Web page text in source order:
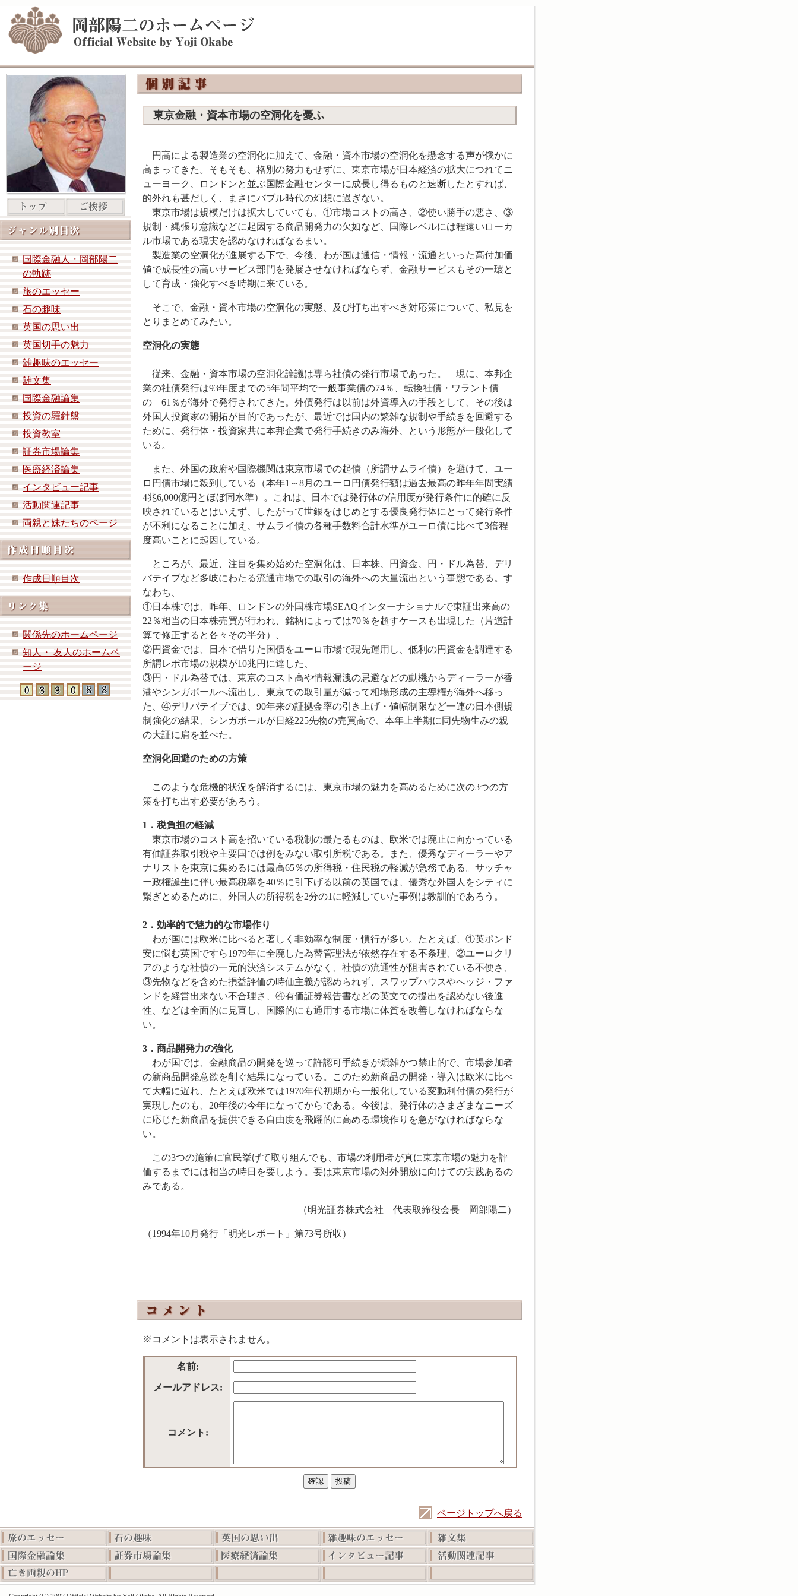
国際金融人・岡部陽二
の軌跡
旅のエッセー
石の趣味
英国の思い出
英国切手の魅力
雑趣味のエッセー
雑文集
国際金融論集
投資の羅針盤
投資教室
証券市場論集
医療経済論集
インタビュー記事
活動関連記事
両親と妹たちのページ
作成日順目次
関係先のホームページ
知人・ 友人のホームペ
ージ
東京金融・資本市場の空洞化を憂ふ
円高による製造業の空洞化に加えて、金融・資本市場の空洞化を懸念する声が俄かに
高まってきた。そもそも、格別の努力もせずに、東京市場が日本経済の拡大につれてニ
ューヨーク、ロンドンと並ぶ国際金融センターに成長し得るものと速断したとすれば、
的外れも甚だしく、まさにバブル時代の幻想に過ぎない。
東京市場は規模だけは拡大していても、①市場コストの高さ、②使い勝手の悪さ、③
規制・縄張り意識などに起因する商品開発力の欠如など、国際レベルには程遠いローカ
ル市場である現実を認めなければなるまい。
製造業の空洞化が進展する下で、今後、わが国は通信・情報・流通といった高付加価
値で成長性の高いサービス部門を発展させなければならず、金融サービスもその一環と
して育成・強化すべき時期に来ている。
そこで、金融・資本市場の空洞化の実態、及び打ち出すべき対応策について、私見を
とりまとめてみたい。
空洞化の実態
従来、金融・資本市場の空洞化論議は専ら社債の発行市場であった。 現に、本邦企
業の社債発行は93年度までの5年間平均で一般事業債の74％、転換社債・ワラント債
の 61％が海外で発行されてきた。外債発行は以前は外資導入の手段として、その後は
外国人投資家の開拓が目的であったが、最近では国内の繁雑な規制や手続きを回避する
ために、発行体・投資家共に本邦企業で発行手続きのみ海外、という形態が一般化して
いる。
また、外国の政府や国際機関は東京市場での起債（所謂サムライ債）を避けて、ユー
ロ円債市場に殺到している（本年1～8月のユーロ円債発行額は過去最高の昨年年間実績
4兆6,000億円とほぼ同水準）。これは、日本では発行体の信用度が発行条件に的確に反
映されているとはいえず、したがって世銀をはじめとする優良発行体にとって発行条件
が不利になることに加え、サムライ債の各種手数料合計水準がユーロ債に比べて3倍程
度高いことに起因している。
ところが、最近、注目を集め始めた空洞化は、日本株、円資金、円・ドル為替、デリ
バテイブなど多岐にわたる流通市場での取引の海外への大量流出という事態である。す
なわち、
①日本株では、昨年、ロンドンの外国株市場SEAQインターナショナルで東証出来高の
22％相当の日本株売買が行われ、銘柄によっては70％を超すケースも出現した（片道計
算で修正すると各々その半分）、
②円資金では、日本で借りた国債をユーロ市場で現先運用し、低利の円資金を調達する
所謂レポ市場の規模が10兆円に達した、
③円・ドル為替では、東京のコスト高や情報漏洩の忌避などの動機からディーラーが香
港やシンガポールへ流出し、東京での取引量が減って相場形成の主導権が海外へ移っ
た、④デリバテイブでは、90年来の証拠金率の引き上げ・値幅制限など一連の日本側規
制強化の結果、シンガポールが日経225先物の売買高で、本年上半期に同先物生みの親
の大証に肩を並べた。
空洞化回避のための方策
このような危機的状況を解消するには、東京市場の魅力を高めるために次の3つの方
策を打ち出す必要があろう。
1 ．税負担の軽減
東京市場のコスト高を招いている税制の最たるものは、欧米では廃止に向かっている
有価証券取引税や主要国では例をみない取引所税である。また、優秀なディーラーやア
ナリストを東京に集めるには最高65％の所得税・住民税の軽減が急務である。サッチャ
ー政権誕生に伴い最高税率を40％に引下げる以前の英国では、優秀な外国人をシティに
繋ぎとめるために、外国人の所得税を2分の1に軽減していた事例は教訓的であろう。
2．効率的で魅力的な市場作り
わが国には欧米に比べると著しく非効率な制度・慣行が多い。たとえば、①英ポンド
安に悩む英国ですら1979年に全廃した為替管理法が依然存在する不条理、②ユーロクリ
アのような社債の一元的決済システムがなく、社債の流通性が阻害されている不便さ、
③先物などを含めた損益評価の時価主義が認められず、スワップハウスやへッジ・ファ
ンドを経営出来ない不合理さ、④有価証券報告書などの英文での提出を認めない後進
性、などは全面的に見直し、国際的にも通用する市場に体質を改善しなければならな
い。
3 ．商品開発力の強化
わが国では、金融商品の開発を巡って許認可手続きが煩雑かつ禁止的で、市場参加者
の新商品開発意欲を削ぐ結果になっている。このため新商品の開発・導入は欧米に比べ
て大幅に遅れ、たとえば欧米では1970年代初期から一般化している変動利付債の発行が
実現したのも、20年後の今年になってからである。今後は、発行体のさまざまなニーズ
に応じた新商品を提供できる自由度を飛躍的に高める環境作りを急がなければならな
い。
この3つの施策に官民挙げて取り組んでも、市場の利用者が真に東京市場の魅力を評
価するまでには相当の時日を要しよう。要は東京市場の対外開放に向けての実践あるの
みである。
（明光証券株式会社 代表取締役会長 岡部陽二）
（1994年10月発行「明光レポート」第73号所収）
※コメントは表示されません。
名前:
メールアドレス:
コメント:
ページトップへ戻る